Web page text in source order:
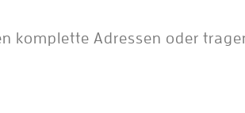
komplette Adressen oder